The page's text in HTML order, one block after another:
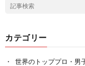
カテゴリー
世界のトッププロ・男